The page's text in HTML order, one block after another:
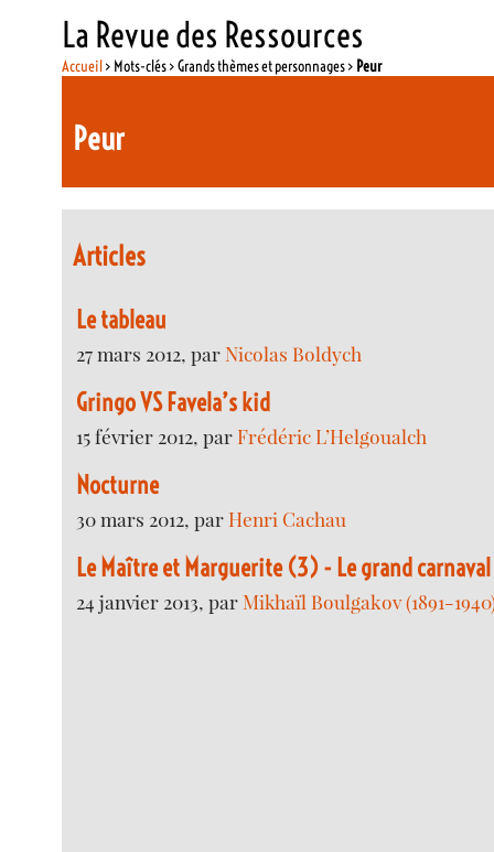
La Revue des Ressources
Accueil> Mots-clés > Grands thèmes et personnages > Peur
Peur
Articles
Le tableau
27 mars 2012, parNicolas Boldych
Gringo VS Favela’s kid
15 février 2012, parFrédéric L’Helgoualch
Nocturne
30 mars 2012, parHenri Cachau
Le Maître et Marguerite (3) - Le grand carnaval
24 janvier 2013, parMikhaïl Boulgakov (1891-